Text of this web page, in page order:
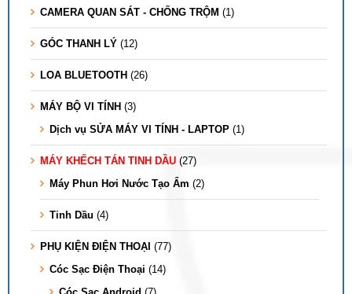
CAMERA QUAN SÁT - CHỐNG TRỘM (1)
GÓC THANH LÝ (12)
LOA BLUETOOTH (26)
MÁY BỘ VI TÍNH (3)
Dịch vụ SỬA MÁY VI TÍNH - LAPTOP (1)
MÁY KHẾCH TÁN TINH DẦU (27)
Máy Phun Hơi Nước Tạo Ẩm (2)
Tinh Dầu (4)
PHỤ KIỆN ĐIỆN THOẠI (77)
Cóc Sạc Điện Thoại (14)